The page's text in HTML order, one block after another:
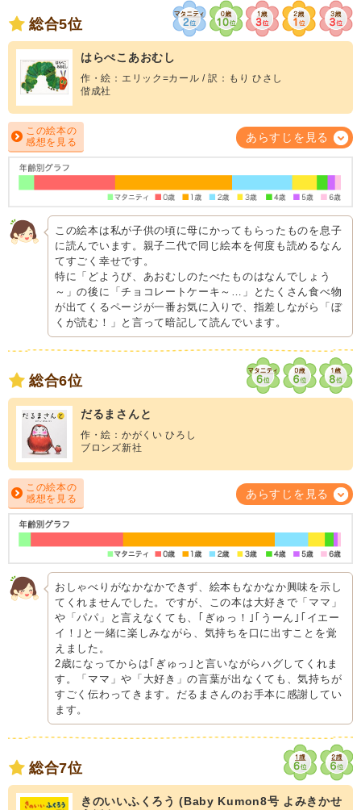
総合5位
はらぺこあおむし
作・絵：エリック=カール / 訳：もり ひさし
偕成社
この絵本の
感想を見る
あらすじを見る
この絵本は私が子供の頃に母にかってもらったものを息子
に読んでいます。親子二代で同じ絵本を何度も読めるなん
てすごく幸せです。
特に「どようび、あおむしのたべたものはなんでしょう
～」の後に「チョコレートケーキ～…」とたくさん食べ物
が出てくるページが一番お気に入りで、指差しながら「ぼ
くが読む！」と言って暗記して読んでいます。
総合6位
だるまさんと
作・絵：かがくい ひろし
ブロンズ新社
この絵本の
感想を見る
あらすじを見る
おしゃべりがなかなかできず、絵本もなかなか興味を示し
てくれませんでした。ですが、この本は大好きで「ママ」
や「パパ」と言えなくても、｢ぎゅっ！｣｢うーん｣｢イエー
イ！｣と一緒に楽しみながら、気持ちを口に出すことを覚
えました。
2歳になってからは｢ぎゅっ｣と言いながらハグしてくれま
す。「ママ」や「大好き」の言葉が出なくても、気持ちが
すごく伝わってきます。だるまさんのお手本に感謝してい
ます。
総合7位
きのいいふくろう (Baby Kumon8号 よみきかせ